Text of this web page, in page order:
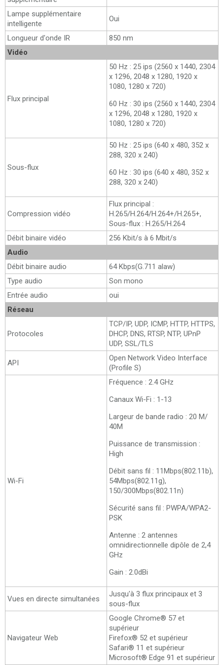
Lampe supplémentaire
intelligente
Oui
Longueur d'onde IR
850 nm
Vidéo
Flux principal
50 Hz : 25 ips (2560 x 1440, 2304
x 1296, 2048 x 1280, 1920 x
1080, 1280 x 720)
60 Hz : 30 ips (2560 x 1440, 2304
x 1296, 2048 x 1280, 1920 x
1080, 1280 x 720)
Sous-flux
50 Hz : 25 ips (640 x 480, 352 x
288, 320 x 240)
60 Hz : 30 ips (640 x 480, 352 x
288, 320 x 240)
Compression vidéo
Flux principal :
H.265/H.264/H.264+/H.265+,
Sous-flux : H.265/H.264
Débit binaire vidéo
256 Kbit/s à 6 Mbit/s
Audio
Débit binaire audio
64 Kbps(G.711 alaw)
Type audio
Son mono
Entrée audio
oui
Réseau
Protocoles
TCP/IP, UDP, ICMP, HTTP, HTTPS,
DHCP, DNS, RTSP, NTP, UPnP
UDP, SSL/TLS
API
Open Network Video Interface
(Profile S)
Wi-Fi
Fréquence : 2.4 GHz
Canaux Wi-Fi : 1-13
Largeur de bande radio : 20 M/
40M
Puissance de transmission :
High
Débit sans fil : 11Mbps(802.11b),
54Mbps(802.11g),
150/300Mbps(802.11n)
Sécurité sans fil : PWPA/WPA2-
PSK
Antenne : 2 antennes
omnidirectionnelle dipôle de 2,4
GHz
Gain : 2.0dBi
Vues en directe simultanées
Jusqu'à 3 flux principaux et 3
sous-flux
Navigateur Web
Google Chrome® 57 et
supérieur
Firefox® 52 et supérieur
Safari® 11 et supérieur
Microsoft® Edge 91 et supérieur